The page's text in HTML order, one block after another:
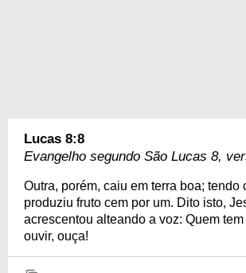
Lucas 8:8
Evangelho segundo São Lucas 8,
Outra, porém, caiu em terra boa; tendo
produziu fruto cem por um. Dito isto,
acrescentou alteando a voz: Quem
ouvir, ouça!